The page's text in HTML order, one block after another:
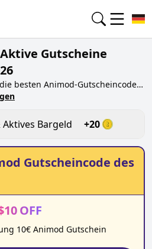
Gutscheine
besten Animod-Gutscheincodes
2026
, indem Sie den Code testen.
wenn Sie
Animod
einreichen und anderen Käufern
Aktives Bargeld +20
Gutscheincode des
10 OFF
10€ Animod Gutschein